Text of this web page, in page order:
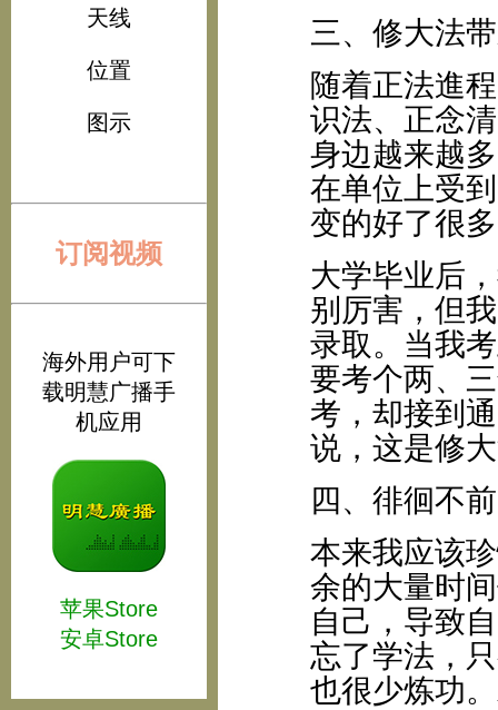
天线
位置
图示
订阅视频
海外用户可下
载明慧广播手
机应用
苹果Store
安卓Store
三、修大法
随着正法進
识法、正念
身边越来越
在单位上受
变的好了很
大学毕业后
别厉害，但
录取。当我
要考个两、
考，却接到
说，这是修
四、徘徊不前
本来我应该
余的大量时
自己，导致
忘了学法，
也很少炼功